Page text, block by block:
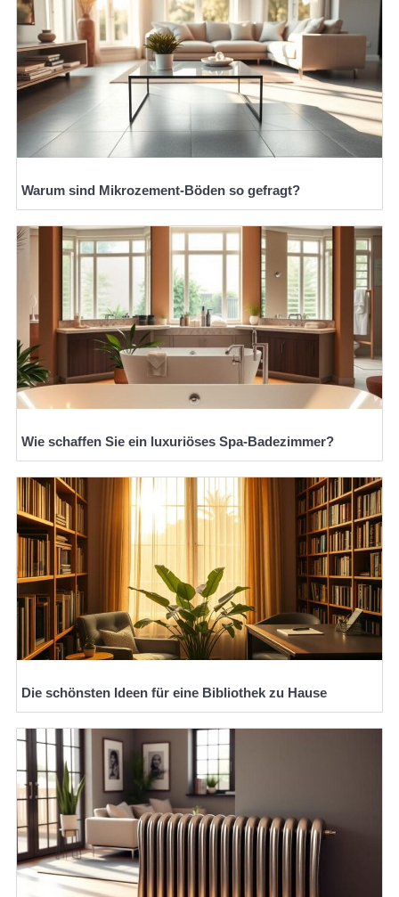
Warum sind Mikrozement-Böden so gefragt?
Wie schaffen Sie ein luxuriöses Spa-Badezimmer?
Die schönsten Ideen für eine Bibliothek zu Hause